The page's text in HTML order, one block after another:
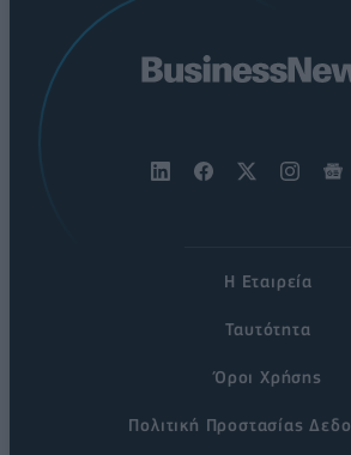
Η Εταιρεία
Ταυτότητα
Όροι Χρήσης
Πολιτική Προστασίας